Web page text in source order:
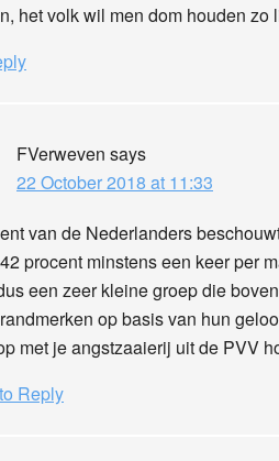
het volk wil men dom houden zo
FVerweven says
22 October 2018 at 11:33
van de Nederlanders
procent minstens een keer per
een zeer kleine groep die
op basis van hun
met je angstzaaierij uit de PVV
Reply